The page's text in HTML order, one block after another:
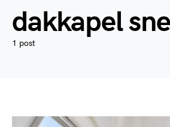
dakkapel
1 post